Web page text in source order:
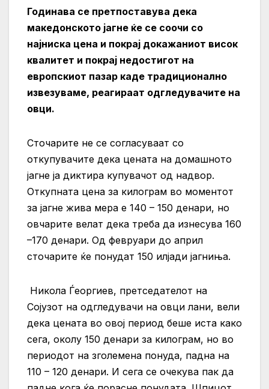
Годинава се претпоставува дека
македонското јагне ќе се соочи со
најниска цена и покрај докажаниот висок
квалитет и покрај недостигот на
европскиот пазар каде традиционално
извезуваме, реагираат одгледувачите на
овци.
Сточарите не се согласуваат со
откупувачите дека цената на домашното
јагне ја диктира купувачот од надвор.
Откупната цена за килограм во моментот
за јагне жива мера е 140 – 150 денари, но
овчарите велат дека треба да изнесува 160
–170 денари. Од февруари до април
сточарите ќе понудат 150 илјади јагниња.
Никола Ѓеоргиев, претседателот на
Сојузот на одгледувачи на овци лани, вели
дека цената во овој период беше иста како
сега, околу 150 денари за килограм, но во
периодот на зголемена понуда, падна на
110 – 120 денари. И сега се очекува пак да